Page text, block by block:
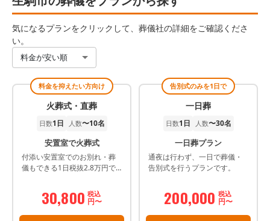
気になるプランをクリックして、葬儀社の詳細をご確認くださ
い。
料金が安い順
料金を抑えたい方向け
火葬式・直葬
日数1日 人数〜10名
安置室で火葬式
付添い安置室でのお別れ・葬
儀もできる1日税抜2.8万円で
そこから出棺もできます。 直
葬代+安置室代で合理的なお葬
30,800 税込
円〜
告別式のみを1日で
一日葬
日数1日 人数〜30名
一日葬プラン
通夜は行わず、一日で葬儀・
告別式を行うプランです。
200,000 税込
円〜